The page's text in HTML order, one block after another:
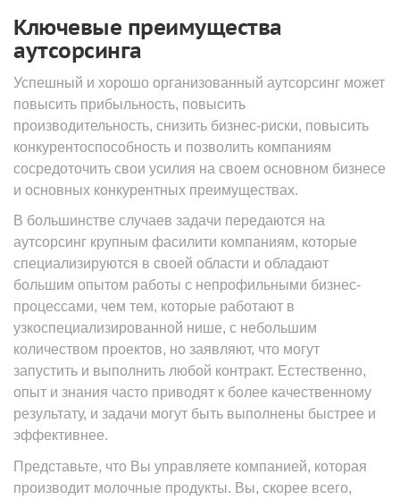
Ключевые преимущества
аутсорсинга
Успешный и хорошо организованный аутсорсинг может
повысить прибыльность, повысить
производительность, снизить бизнес-риски, повысить
конкурентоспособность и позволить компаниям
сосредоточить свои усилия на своем основном бизнесе
и основных конкурентных преимуществах.
В большинстве случаев задачи передаются на
аутсорсинг крупным фасилити компаниям, которые
специализируются в своей области и обладают
большим опытом работы с непрофильными бизнес-
процессами, чем тем, которые работают в
узкоспециализированной нише, с небольшим
количеством проектов, но заявляют, что могут
запустить и выполнить любой контракт. Естественно,
опыт и знания часто приводят к более качественному
результату, и задачи могут быть выполнены быстрее и
эффективнее.
Представьте, что Вы управляете компанией, которая
производит молочные продукты. Вы, скорее всего,